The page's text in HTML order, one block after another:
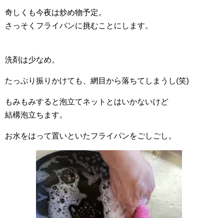
奇しくも今夜は炒め物予定。
さっそくフライパンに挑むことにします。
洗剤は少なめ。
たっぷり振りかけても、網目から落ちてしまうし(笑)
もみもみすると泡立てネットとはいかないけど
結構泡立ちます。
お水をはって置いといたフライパンをごしごし。